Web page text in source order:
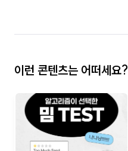
이런 콘텐츠는 어떠세요?